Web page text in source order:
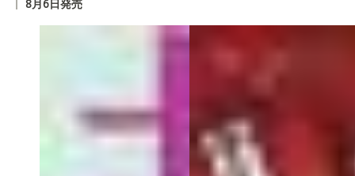
8月6日発売